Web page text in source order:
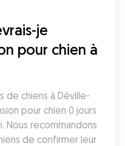
je
pour chien à
de chiens à Déville-
pour chien 0 jours
Nous recommandons
de confirmer leur